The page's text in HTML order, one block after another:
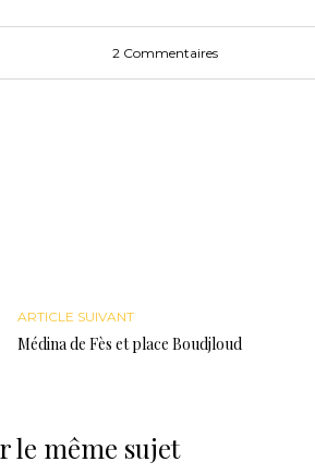
2 Commentaires
ARTICLE SUIVANT
Médina de Fès et place Boudjloud
le même sujet